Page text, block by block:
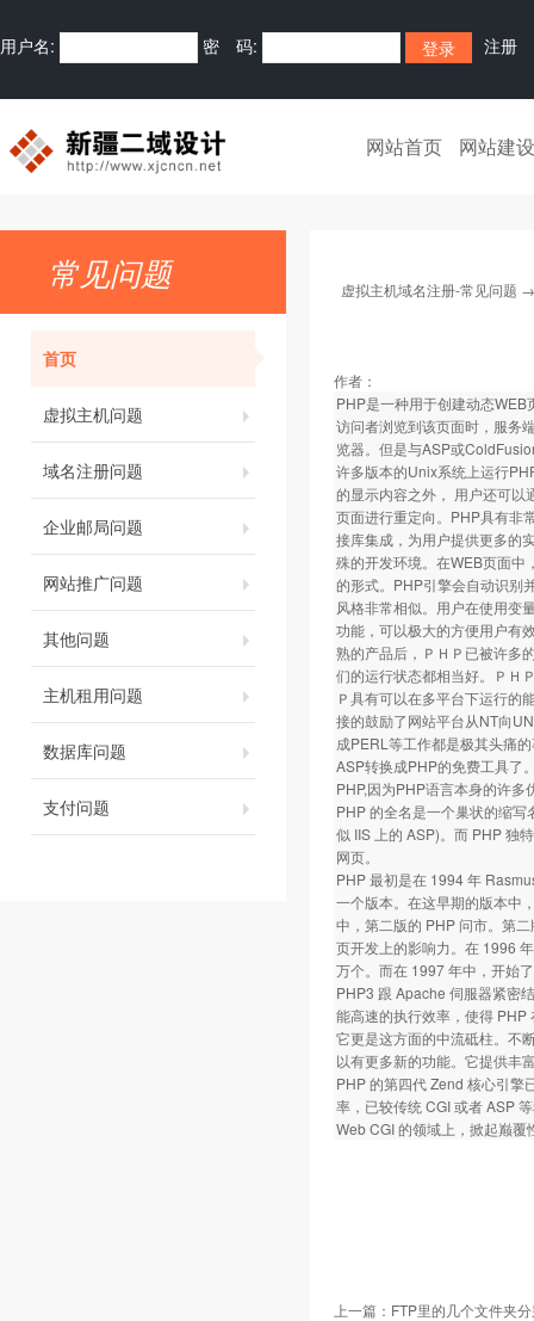
用户名: 密 码: 注册
网站首页 网站建设
常见问题
首页
虚拟主机问题
域名注册问题
企业邮局问题
网站推广问题
其他问题
主机租用问题
数据库问题
支付问题
虚拟主机域名注册-常见问题
作者：
PHP是一种用于创建动态
访问者浏览到该页面时，服务
览器。但是与ASP或
许多版本的Unix系统上运行
的显示内容之外， 用户还可
页面进行重定向。PHP具有非
接库集成，为用户提供更多的
殊的开发环境。在WEB页面中
的形式。PHP引擎会自动识别
风格非常相似。用户在使用变
功能，可以极大的方便用户有
熟的产品后，ＰＨＰ已被许多
们的运行状态都相当好。ＰＨ
Ｐ具有可以在多平台下运行的
接的鼓励了网站平台从NT向
成PERL等工作都是极其头痛
ASP转换成PHP的免费工具了
PHP,因为PHP语言本身的许
PHP 的全名是一个巢状的缩
似 IIS 上的 ASP)。而 PHP 独
网页。
PHP 最初是在 1994 年
一个版本。在这早期的版本中
中，第二版的 PHP 问市。第
页开发上的影响力。在 1996
万个。而在 1997 年中，开始
PHP3 跟 Apache 伺服器紧密
能高速的执行效率，使得
它更是这方面的中流砥柱。不
以有更多新的功能。它提供丰
PHP 的第四代 Zend 核心引擎
率，已较传统 CGI 或者 ASP
Web CGI 的领域上，掀起巅
上一篇： FTP里的几个文件夹